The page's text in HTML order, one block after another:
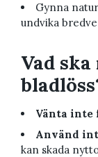
Gynna
undvika
Vad
Vänta inte
Använd
kan skada